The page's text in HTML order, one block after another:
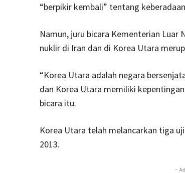
“berpikir kembali” tentang
Namun, juru bicara Kementerian
nuklir di Iran dan di Korea Utara
“Korea Utara adalah negara
dan Korea Utara memiliki
bicara itu.
Korea Utara telah melancarkan tiga
2013.
-